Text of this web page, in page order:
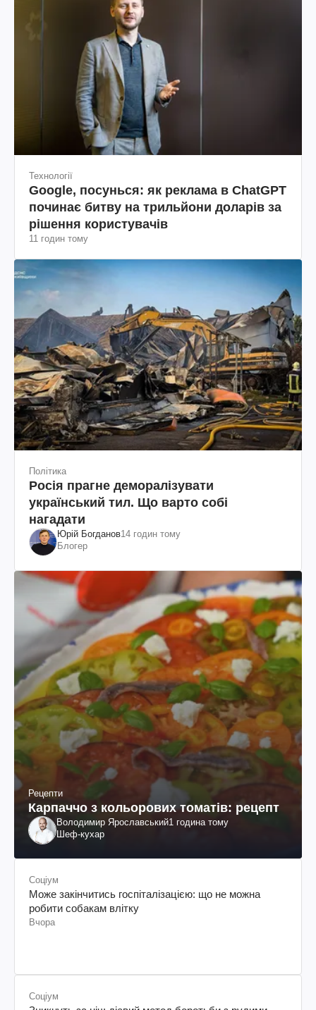
Технології
Google, посунься: як реклама в ChatGPT
починає битву на трильйони доларів за
рішення користувачів
11 годин тому
Політика
Росія прагне деморалізувати
український тил. Що варто собі
нагадати
Юрій Богданов14 годин тому
Блогер
Рецепти
Карпаччо з кольорових томатів: рецепт
Володимир Ярославський1 година тому
Шеф-кухар
Соціум
Може закінчитись госпіталізацією: що не можна
робити собакам влітку
Вчора
Соціум